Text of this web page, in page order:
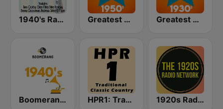
1940's Radio Hits from the 1940's Greatest Hits 1950's Greatest Hits 1930's
Boomerang 40's HPR1: Traditional Classic Country 1920s Radio Network